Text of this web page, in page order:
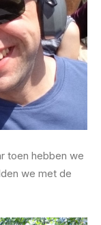
toen hebben we
we met de